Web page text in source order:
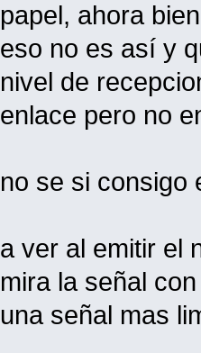
papel, ahora
eso no es así y
nivel de
enlace pero no
no se si consigo
a ver al emitir el
mira la señal
una señal mas